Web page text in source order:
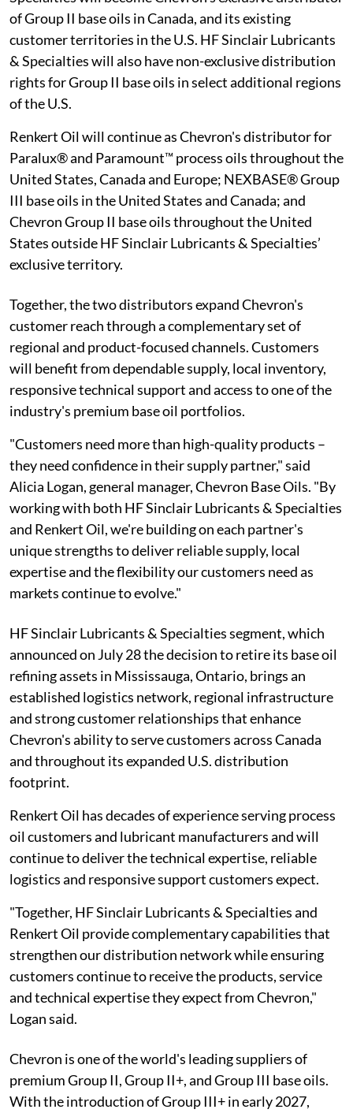
of Group II base oils in Canada, and its existing
customer territories in the U.S. HF Sinclair Lubricants
& Specialties will also have non-exclusive distribution
rights for Group II base oils in select additional regions
of the U.S.
Renkert Oil will continue as Chevron's distributor for
Paralux® and Paramount™ process oils throughout the
United States, Canada and Europe; NEXBASE® Group
III base oils in the United States and Canada; and
Chevron Group II base oils throughout the United
States outside HF Sinclair Lubricants & Specialties’
exclusive territory.
Together, the two distributors expand Chevron's
customer reach through a complementary set of
regional and product-focused channels. Customers
will benefit from dependable supply, local inventory,
responsive technical support and access to one of the
industry's premium base oil portfolios.
"Customers need more than high-quality products –
they need confidence in their supply partner," said
Alicia Logan, general manager, Chevron Base Oils. "By
working with both HF Sinclair Lubricants & Specialties
and Renkert Oil, we're building on each partner's
unique strengths to deliver reliable supply, local
expertise and the flexibility our customers need as
markets continue to evolve."
HF Sinclair Lubricants & Specialties segment, which
announced on July 28 the decision to retire its base oil
refining assets in Mississauga, Ontario, brings an
established logistics network, regional infrastructure
and strong customer relationships that enhance
Chevron's ability to serve customers across Canada
and throughout its expanded U.S. distribution
footprint.
Renkert Oil has decades of experience serving process
oil customers and lubricant manufacturers and will
continue to deliver the technical expertise, reliable
logistics and responsive support customers expect.
"Together, HF Sinclair Lubricants & Specialties and
Renkert Oil provide complementary capabilities that
strengthen our distribution network while ensuring
customers continue to receive the products, service
and technical expertise they expect from Chevron,"
Logan said.
Chevron is one of the world's leading suppliers of
premium Group II, Group II+, and Group III base oils.
With the introduction of Group III+ in early 2027,